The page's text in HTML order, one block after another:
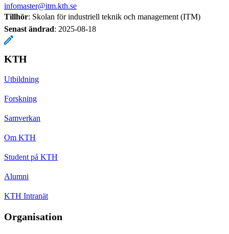
infomaster@itm.kth.se
Tillhör: Skolan för industriell teknik och management (ITM)
Senast ändrad: 2025-08-18
KTH
Utbildning
Forskning
Samverkan
Om KTH
Student på KTH
Alumni
KTH Intranät
Organisation